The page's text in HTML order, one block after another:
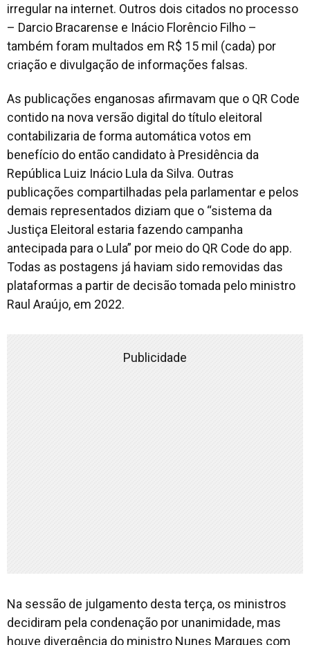
irregular na internet. Outros dois citados no processo
– Darcio Bracarense e Inácio Florêncio Filho –
também foram multados em R$ 15 mil (cada) por
criação e divulgação de informações falsas.
As publicações enganosas afirmavam que o QR Code
contido na nova versão digital do título eleitoral
contabilizaria de forma automática votos em
benefício do então candidato à Presidência da
República Luiz Inácio Lula da Silva. Outras
publicações compartilhadas pela parlamentar e pelos
demais representados diziam que o “sistema da
Justiça Eleitoral estaria fazendo campanha
antecipada para o Lula” por meio do QR Code do app.
Todas as postagens já haviam sido removidas das
plataformas a partir de decisão tomada pelo ministro
Raul Araújo, em 2022.
Publicidade
Na sessão de julgamento desta terça, os ministros
decidiram pela condenação por unanimidade, mas
houve divergência do ministro Nunes Marques com